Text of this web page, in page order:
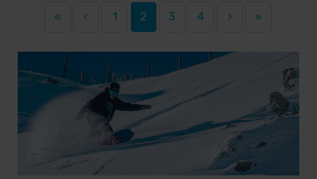
« ‹ 1 2 3 4 › »